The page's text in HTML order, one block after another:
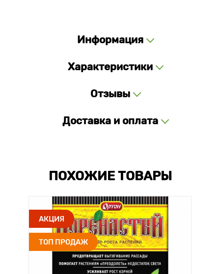
Информация
Характеристики
Отзывы
Доставка и оплата
ПОХОЖИЕ ТОВАРЫ
АКЦИЯ
ТОП ПРОДАЖ